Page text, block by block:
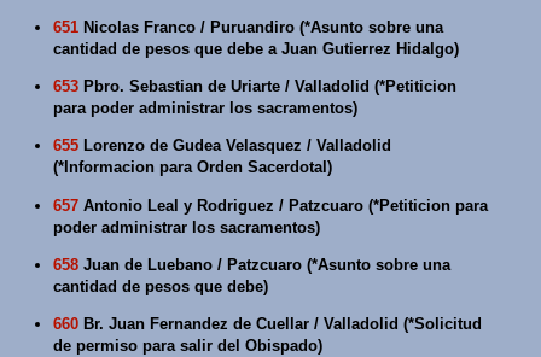
651 Nicolas Franco / Puruandiro (*Asunto sobre una
cantidad de pesos que debe a Juan Gutierrez Hidalgo)
653 Pbro. Sebastian de Uriarte / Valladolid (*Petiticion
para poder administrar los sacramentos)
655 Lorenzo de Gudea Velasquez / Valladolid
(*Informacion para Orden Sacerdotal)
657 Antonio Leal y Rodriguez / Patzcuaro (*Petiticion para
poder administrar los sacramentos)
658 Juan de Luebano / Patzcuaro (*Asunto sobre una
cantidad de pesos que debe)
660 Br. Juan Fernandez de Cuellar / Valladolid (*Solicitud
de permiso para salir del Obispado)